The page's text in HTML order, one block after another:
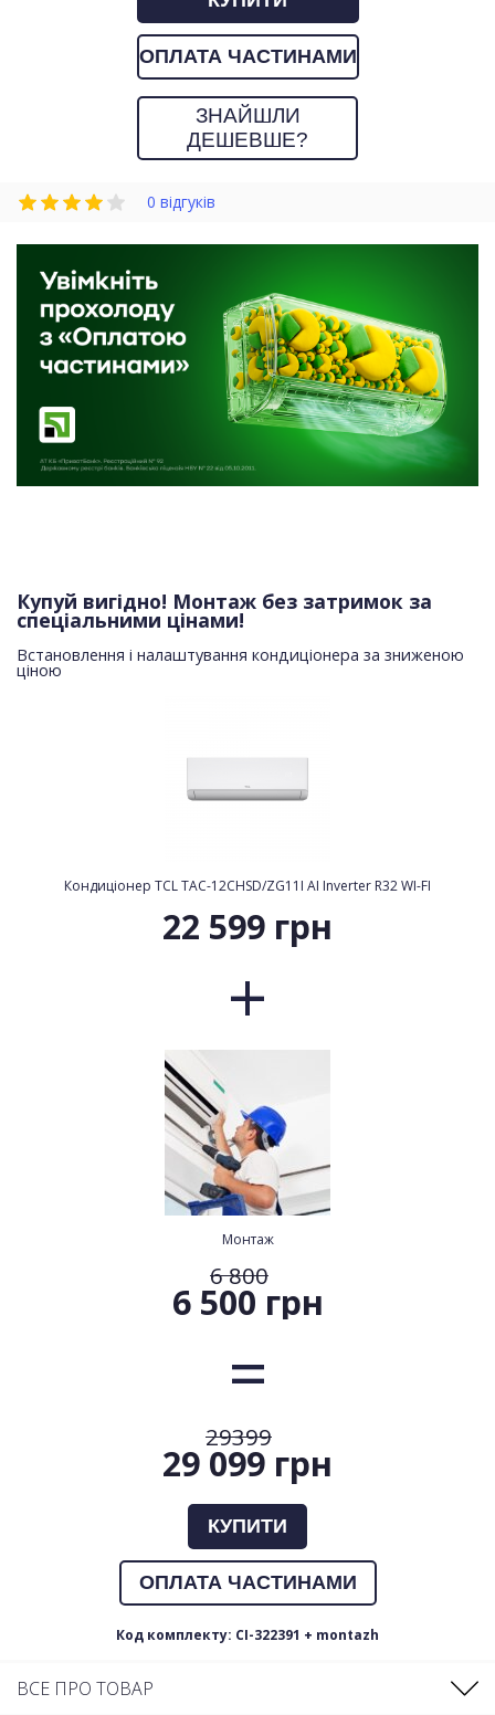
ОПЛАТА ЧАСТИНАМИ
ЗНАЙШЛИ
ДЕШЕВШЕ?
0 відгуків
Купуй вигідно! Монтаж без затримок за
спеціальними цінами!
Встановлення і налаштування кондиціонера за зниженою
ціною
Кондиціонер TCL TAC-12CHSD/ZG11I AI Inverter R32 WI-FI
22 599 грн
Монтаж
6 800
6 500 грн
29399
29 099 грн
КУПИТИ
ОПЛАТА ЧАСТИНАМИ
Код комплекту: CI-322391 + montazh
ВСЕ ПРО ТОВАР